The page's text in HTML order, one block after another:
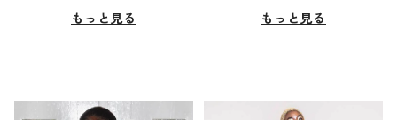
もっと見る
もっと見る